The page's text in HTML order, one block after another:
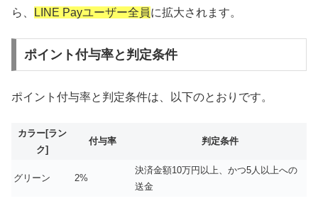
ら、
LINE Payユーザー全員に拡大されます。
ポイント付与率と判定条件
ポイント付与率と判定条件は、以下のとおりです。
カラー[ラン
ク]
付与率 判定条件
グリーン 2%
決済金額10万円以上、かつ5人以上への
送金